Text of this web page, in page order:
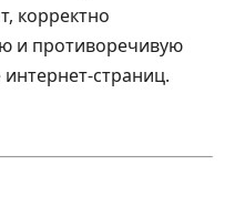
корректно
и противоречивую
страниц.